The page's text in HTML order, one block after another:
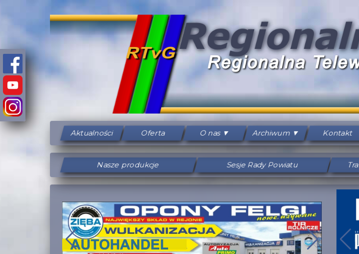
Aktualności Oferta O nas Archiwum Kontakt
Nasze produkcje Sesje Rady Powiatu